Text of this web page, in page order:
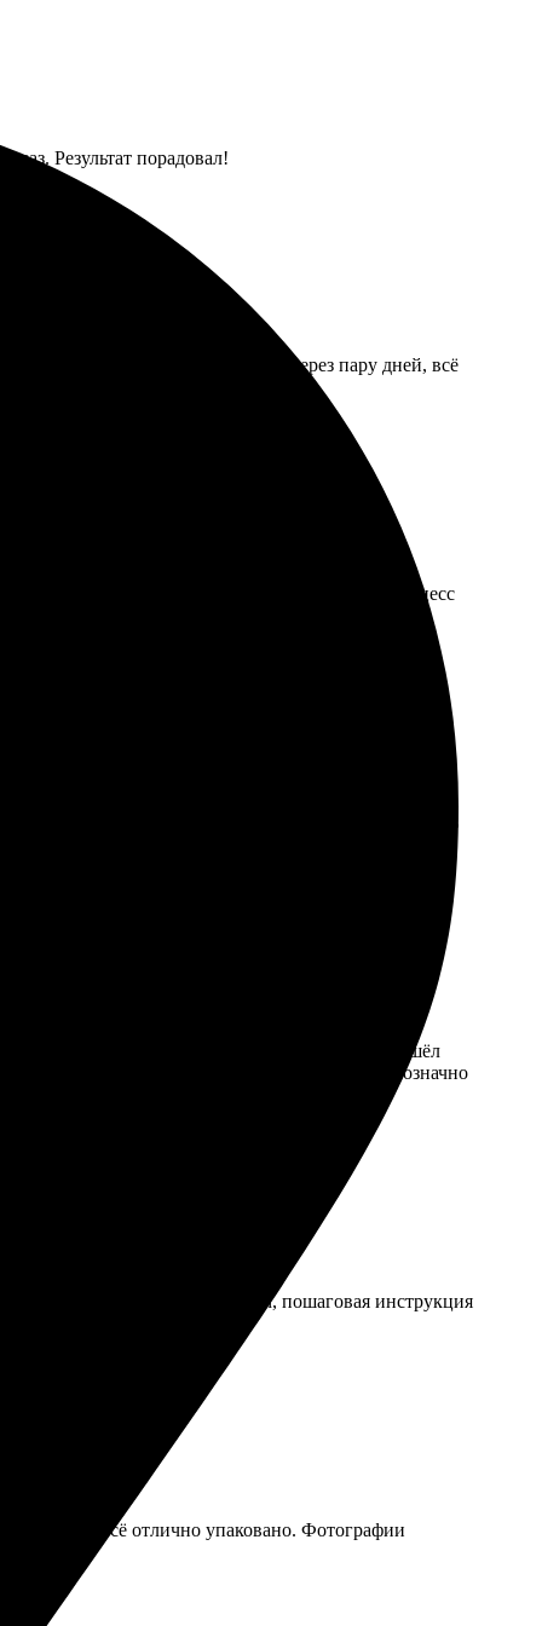
Результат порадовал!
обработка заказа. Получила через пару дней, всё
картинки яркие и чёткие. Удобный процесс
заказа состоялась в срок. Мне понравилось
заказа прост и удобен. Результат превзошёл
фотосувениры. Обратившись сюда, однозначно
Онлайн-заказ был простым, пошаговая инструкция
в срок, всё отлично упаковано. Фотографии